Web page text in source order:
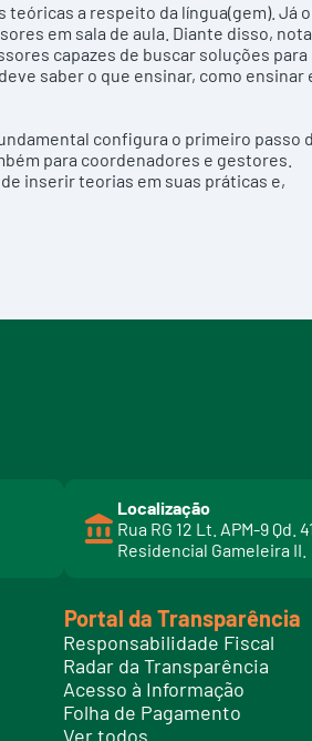
a respeito da língua(gem). Já o
em sala de aula. Diante disso,
capazes de buscar soluções para
saber o que ensinar, como ensinar
configura o primeiro passo
para coordenadores e gestores.
inserir teorias em suas práticas e,
Localização
Rua RG 12 Lt. APM-9 Qd.
Residencial Gameleira II.
Portal da Transparência
Responsabilidade Fiscal
Radar da Transparência
Acesso à Informação
Folha de Pagamento
Ver todos